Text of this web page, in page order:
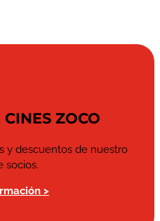
ZOCO
y descuentos de nuestro
socios.
>